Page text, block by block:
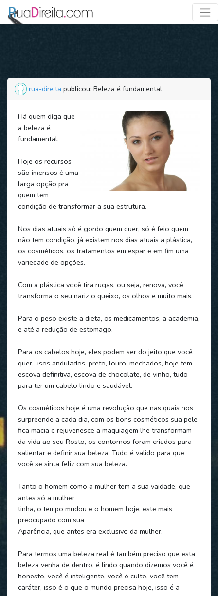
rua-direita publicou: Beleza é fundamental
Há quem diga que
a beleza é
fundamental.
Hoje os recursos
são imensos é uma
larga opção pra
quem tem
condição de transformar a sua estrutura.
Nos dias atuais só é gordo quem quer, só é feio quem
não tem condição, já existem nos dias atuais a plástica,
os cosméticos, os tratamentos em espar e em fim uma
variedade de opções.
Com a plástica você tira rugas, ou seja, renova, você
transforma o seu nariz o queixo, os olhos e muito mais.
Para o peso existe a dieta, os medicamentos, a academia,
e até a redução de estomago.
Para os cabelos hoje, eles podem ser do jeito que você
quer, lisos andulados, preto, louro, mechados, hoje tem
escova definitiva, escova de chocolate, de vinho, tudo
para ter um cabelo lindo e saudável.
Os cosméticos hoje é uma revolução que nas quais nos
surpreende a cada dia, com os bons cosméticos sua pele
fica macia e rejuvenesce a maquiagem lhe transformam
da vida ao seu Rosto, os contornos foram criados para
salientar e definir sua beleza. Tudo é valido para que
você se sinta feliz com sua beleza.
Tanto o homem como a mulher tem a sua vaidade, que
antes só a mulher
tinha, o tempo mudou e o homem hoje, este mais
preocupado com sua
Aparência, que antes era exclusivo da mulher.
Para termos uma beleza real é também preciso que esta
beleza venha de dentro, é lindo quando dizemos você é
honesto, você é inteligente, você é culto, você tem
caráter, isso é o que o mundo precisa hoje, isso é a